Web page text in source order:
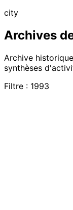
city
Archives
Archive
synthèses
Filtre : 1993